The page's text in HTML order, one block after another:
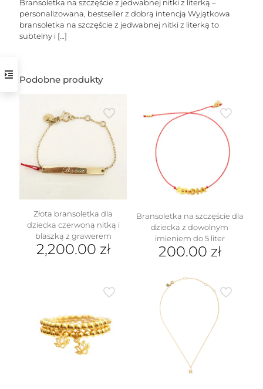
Bransoletka na szczęście z jedwabnej nitki z literką –
personalizowana, bestseller z dobrą intencją Wyjątkowa
bransoletka na szczęście z jedwabnej nitki z literką to
subtelny i […]
Podobne produkty
Złota bransoletka dla
dziecka czerwoną nitką i
blaszką z grawerem
2,200.00 zł
Bransoletka na szczęście dla
dziecka z dowolnym
imieniem do 5 liter
200.00 zł